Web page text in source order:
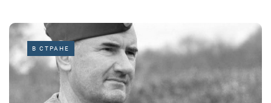
В СТРАНЕ